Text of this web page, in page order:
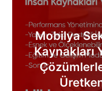
Mobilya
Kaynakları